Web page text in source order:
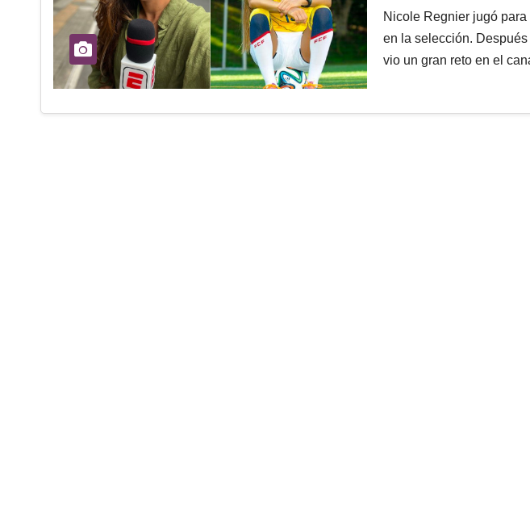
Nicole Regnier jugó
en la selección.
vio un gran reto en el